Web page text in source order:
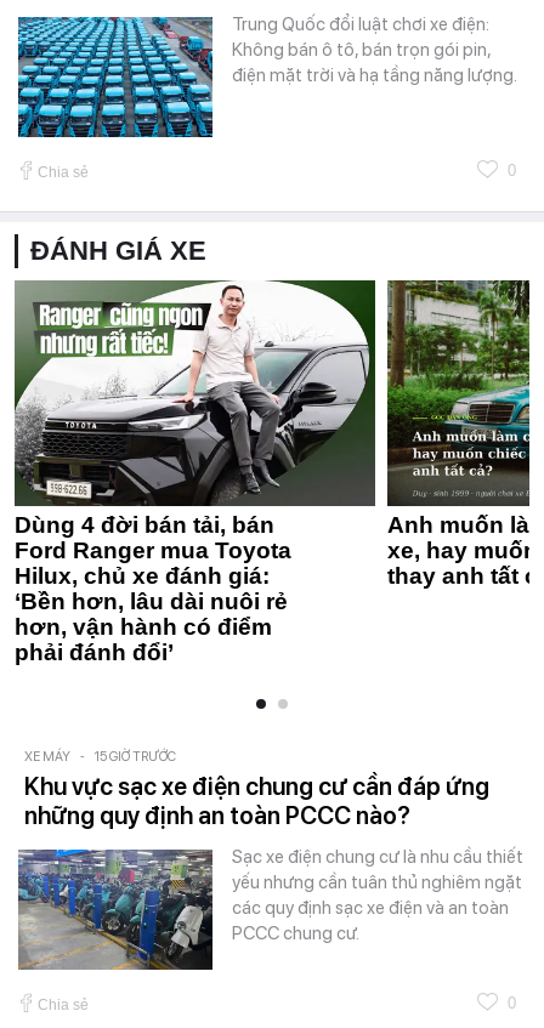
Trung Quốc đổi luật chơi xe điện:
Không bán ô tô, bán trọn gói pin,
điện mặt trời và hạ tầng năng lượng.
Chia sẻ 0
ĐÁNH GIÁ XE
Dùng 4 đời bán tải, bán
Ford Ranger mua Toyota
Hilux, chủ xe đánh giá:
‘Bền hơn, lâu dài nuôi rẻ
hơn, vận hành có điểm
phải đánh đổi’
Anh muốn
xe, hay
thay anh tất
XE MÁY - 15 GIỜ TRƯỚC
Khu vực sạc xe điện chung cư cần đáp ứng
những quy định an toàn PCCC nào?
Sạc xe điện chung cư là nhu cầu thiết
yếu nhưng cần tuân thủ nghiêm ngặt
các quy định sạc xe điện và an toàn
PCCC chung cư.
Chia sẻ 0